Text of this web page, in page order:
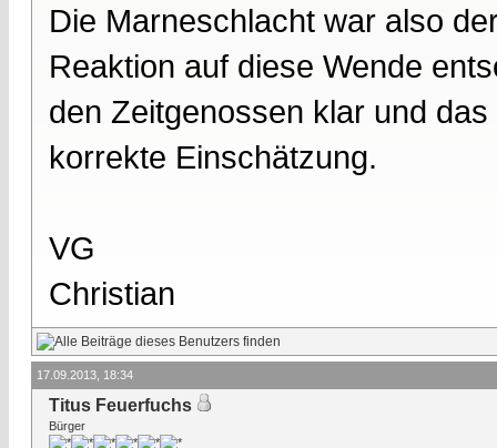
Die Marneschlacht war also
Reaktion auf diese Wende
den Zeitgenossen klar und
korrekte Einschätzung.
VG
Christian
17.09.2013, 18:34
Titus Feuerfuchs
Bürger